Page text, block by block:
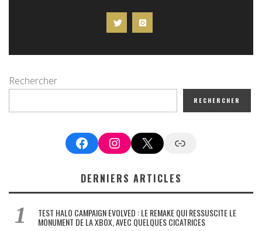
Rechercher
RECHERCHER
FacebookInstagram
X Google News
DERNIERS ARTICLES
TEST HALO CAMPAIGN EVOLVED : LE REMAKE QUI RESSUSCITE LE
MONUMENT DE LA XBOX, AVEC QUELQUES CICATRICES